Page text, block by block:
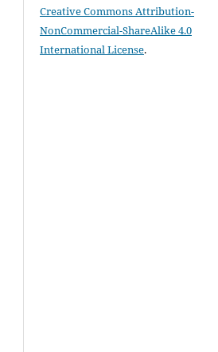
Creative Commons Attribution-
NonCommercial-ShareAlike 4.0
International License.